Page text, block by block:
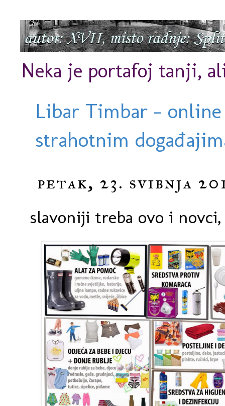
Neka je portafoj tanji,
Libar Timbar -
strahotnim
petak, 23. svibnja
slavoniji treba ovo i